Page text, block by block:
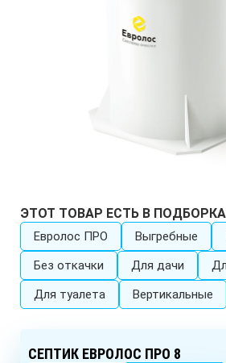
ЭТОТ ТОВАР ЕСТЬ В
Евролос ПРО Выгребные
Без откачки
Для дачи
Для туалета
Вертикальные
СЕПТИК ЕВРОЛОС ПРО 8